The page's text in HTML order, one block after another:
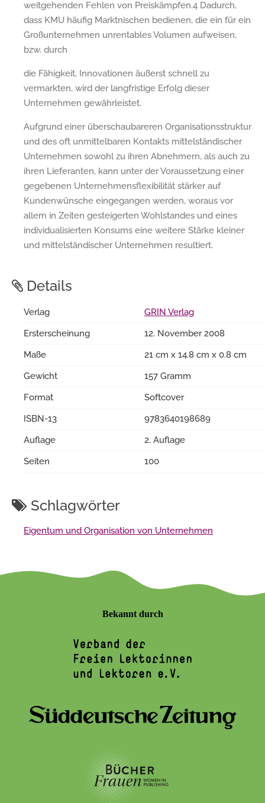
weitgehenden Fehlen von Preiskämpfen.4 Dadurch,
dass KMU häufig Marktnischen bedienen, die ein für ein
Großunternehmen unrentables Volumen aufweisen,
bzw. durch
die Fähigkeit, Innovationen äußerst schnell zu
vermarkten, wird der langfristige Erfolg dieser
Unternehmen gewährleistet.
Aufgrund einer überschaubareren Organisationsstruktur
und des oft unmittelbaren Kontakts mittelständischer
Unternehmen sowohl zu ihren Abnehmern, als auch zu
ihren Lieferanten, kann unter der Voraussetzung einer
gegebenen Unternehmensflexibilität stärker auf
Kundenwünsche eingegangen werden, woraus vor
allem in Zeiten gesteigerten Wohlstandes und eines
individualisierten Konsums eine weitere Stärke kleiner
und mittelständischer Unternehmen resultiert.
Details
Verlag
GRIN Verlag
Ersterscheinung
12. November 2008
Maße
21 cm x 14.8 cm x 0.8 cm
Gewicht
157 Gramm
Format
Softcover
ISBN-13
9783640198689
Auflage
2. Auflage
Seiten
100
Schlagwörter
Eigentum und Organisation von Unternehmen
Bekannt durch